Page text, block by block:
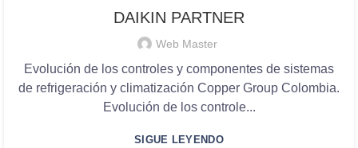
DAIKIN PARTNER
Web Master
Evolución de los controles y componentes de sistemas
de refrigeración y climatización Copper Group Colombia.
Evolución de los controle...
SIGUE LEYENDO